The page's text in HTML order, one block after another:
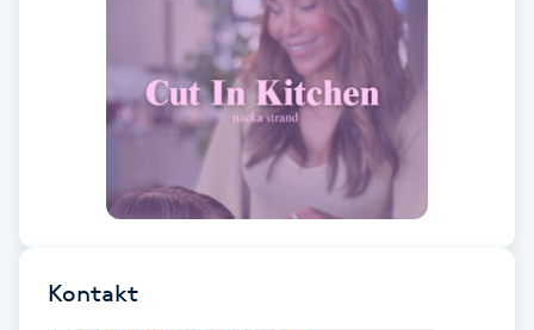
FöningKontakt